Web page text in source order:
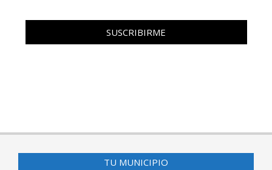
TU MUNICIPIO